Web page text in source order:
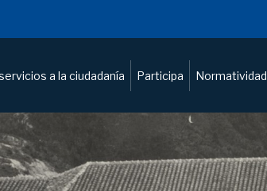
a la ciudadanía Participa Normatividad